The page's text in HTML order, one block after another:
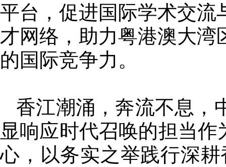
平台，促进国际学术交流
才网络，助力粤港澳大
的国际竞争力。
香江潮涌，奔流不息，
显响应时代召唤的担当
心，以务实之举践行深